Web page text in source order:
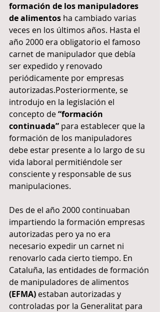
formación de los manipuladores
de alimentos ha cambiado varias
veces en los últimos años. Hasta el
año 2000 era obligatorio el famoso
carnet de manipulador que debía
ser expedido y renovado
periódicamente por empresas
autorizadas.Posteriormente, se
introdujo en la legislación el
concepto de “formación
continuada” para establecer que la
formación de los manipuladores
debe estar presente a lo largo de su
vida laboral permitiéndole ser
consciente y responsable de sus
manipulaciones.
Des de el año 2000 continuaban
impartiendo la formación empresas
autorizadas pero ya no era
necesario expedir un carnet ni
renovarlo cada cierto tiempo. En
Cataluña, las entidades de formación
de manipuladores de alimentos
(EFMA) estaban autorizadas y
controladas por la Generalitat para